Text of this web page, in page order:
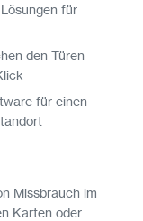
für
den Türen
für einen
Missbrauch im
Karten oder